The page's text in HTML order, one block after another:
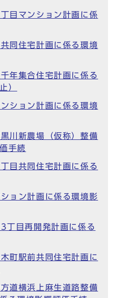
目マンション計画に係
同住宅計画に係る環境
年集合住宅計画に係る
）
ション計画に係る環境
川新農場（仮称）整備
手続
目共同住宅計画に係る
ョン計画に係る環境影
目再開発計画に係る
町駅前共同住宅計画に
道横浜上麻生道路整備